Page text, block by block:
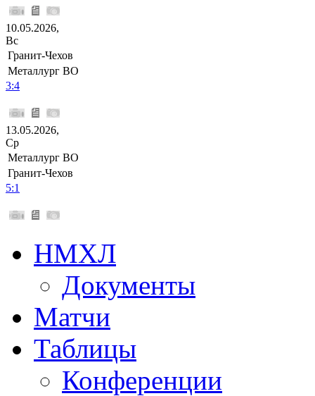
10.05.2026,
Вс
Гранит-Чехов
Металлург ВО
3:4
13.05.2026,
Ср
Металлург ВО
Гранит-Чехов
5:1
НМХЛ
Документы
Матчи
Таблицы
Конференции